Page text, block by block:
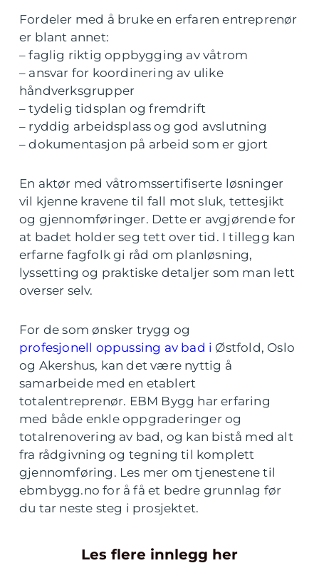
Fordeler med å bruke en erfaren entreprenør
er blant annet:
– faglig riktig oppbygging av våtrom
– ansvar for koordinering av ulike
håndverksgrupper
– tydelig tidsplan og fremdrift
– ryddig arbeidsplass og god avslutning
– dokumentasjon på arbeid som er gjort
En aktør med våtromssertifiserte løsninger
vil kjenne kravene til fall mot sluk, tettesjikt
og gjennomføringer. Dette er avgjørende for
at badet holder seg tett over tid. I tillegg kan
erfarne fagfolk gi råd om planløsning,
lyssetting og praktiske detaljer som man lett
overser selv.
For de som ønsker trygg og
profesjonell oppussing av bad i Østfold, Oslo
og Akershus, kan det være nyttig å
samarbeide med en etablert
totalentreprenør. EBM Bygg har erfaring
med både enkle oppgraderinger og
totalrenovering av bad, og kan bistå med alt
fra rådgivning og tegning til komplett
gjennomføring. Les mer om tjenestene til
ebmbygg.no for å få et bedre grunnlag før
du tar neste steg i prosjektet.
Les flere innlegg her